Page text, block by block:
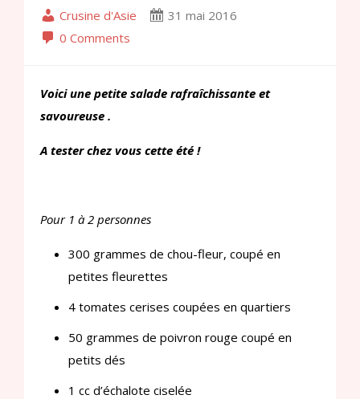
Crusine d'Asie
31 mai 2016
0 Comments
Voici une petite salade rafraîchissante et
savoureuse .
A tester chez vous cette été !
Pour 1 à 2 personnes
300 grammes de chou-fleur, coupé en
petites fleurettes
4 tomates cerises coupées en quartiers
50 grammes de poivron rouge coupé en
petits dés
1 cc d’échalote ciselée